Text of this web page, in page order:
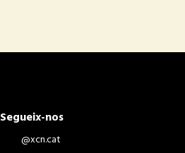
Segueix-nos
@xcn.cat